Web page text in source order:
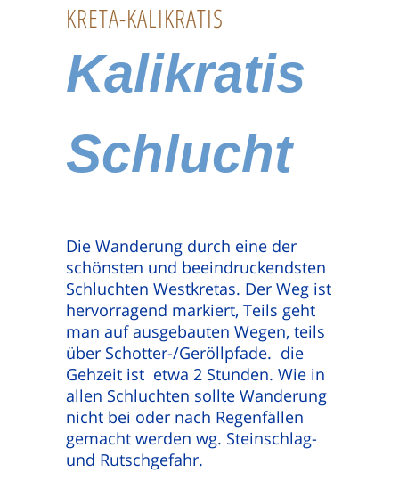
KRETA-KALIKRATIS
Kalikratis
Schlucht
Die Wanderung durch eine der
schönsten und beeindruckendsten
Schluchten Westkretas. Der Weg ist
hervorragend markiert, Teils geht
man auf ausgebauten Wegen, teils
über Schotter-/Geröllpfade. die
Gehzeit ist etwa 2 Stunden. Wie in
allen Schluchten sollte Wanderung
nicht bei oder nach Regenfällen
gemacht werden wg. Steinschlag-
und Rutschgefahr.